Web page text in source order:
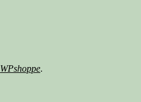
WPshoppe.